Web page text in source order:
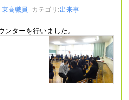
東高職員 カテゴリ:出来事
ターを行いました。